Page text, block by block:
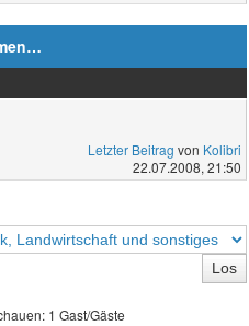
Letzter Beitrag von Kolibri
22.07.2008, 21:50
1 Gast/Gäste